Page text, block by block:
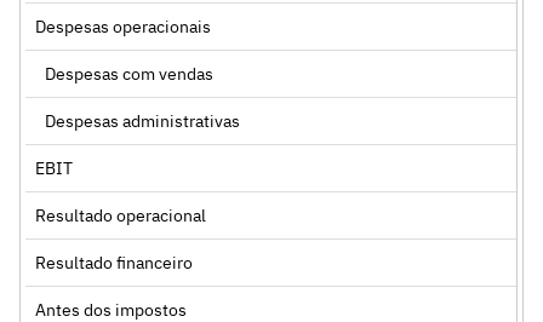
Despesas operacionais
Despesas com vendas
Despesas administrativas
EBIT
Resultado operacional
Resultado financeiro
Antes dos impostos